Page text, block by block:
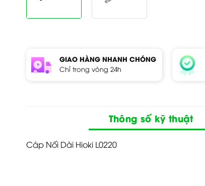
GIAO HÀNG NHANH CHÓNG
Chỉ trong vòng 24h
Thông số kỹ thuật
Cáp Nối Dài Hioki L0220